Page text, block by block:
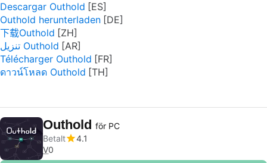
Descargar Outhold
Outhold herunterladen
下载Outhold
تنزيل Outhold
Télécharger Outhold
ดาวน์โหลด Outhold
Outhold för PC
Betalt
4.1
V0